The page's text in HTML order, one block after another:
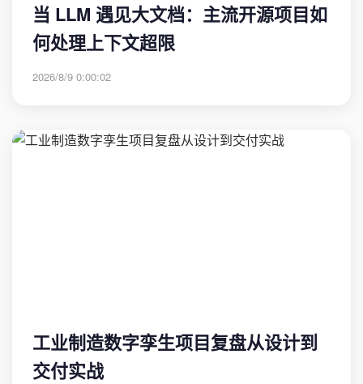
当 LLM 遇见大文档：主流开源项目如
何处理上下文超限
2026/8/9 0:00:02
工业制造数字孪生项目复盘从设计到
交付实战